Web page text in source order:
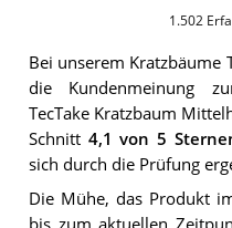
1.502
Bei unserem Kratzbäume
die Kundenmeinung
TecTake Kratzbaum
Schnitt 4,1 von 5
sich durch die Prüfung
Die Mühe, das Produkt